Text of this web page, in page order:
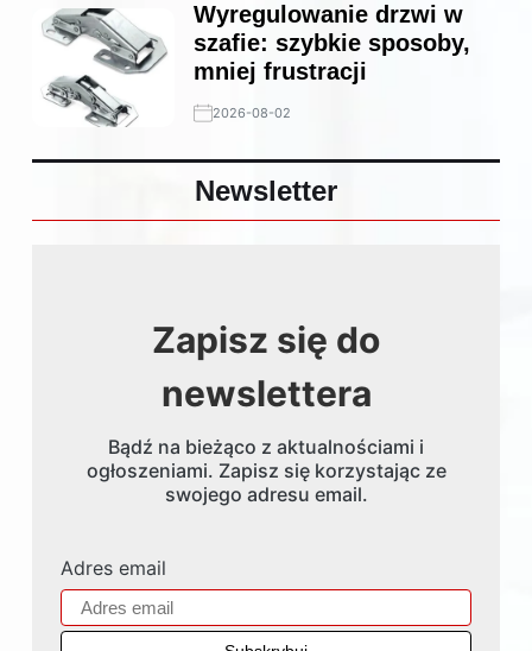
Wyregulowanie drzwi w
szafie: szybkie sposoby,
mniej frustracji
2026-08-02
Newsletter
Zapisz się do
newslettera
Bądź na bieżąco z aktualnościami i
ogłoszeniami. Zapisz się korzystając ze
swojego adresu email.
Adres email